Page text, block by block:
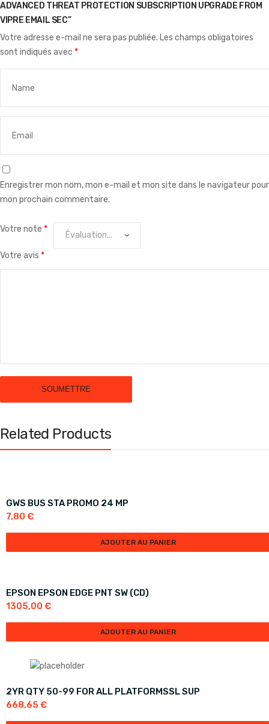
ADVANCED THREAT PROTECTION SUBSCRIPTION UPGRADE FROM
VIPRE EMAIL SEC”
Votre adresse e-mail ne sera pas publiée. Les champs obligatoires
sont indiqués avec *
Enregistrer mon nom, mon e-mail et mon site dans le navigateur pour
mon prochain commentaire.
Votre note *
Votre avis *
Related Products
GWS BUS STA PROMO 24 MP
7,80 €
AJOUTER AU PANIER
EPSON EPSON EDGE PNT SW (CD)
1305,00 €
AJOUTER AU PANIER
2YR QTY 50-99 FOR ALL PLATFORMSSL SUP
668,65 €